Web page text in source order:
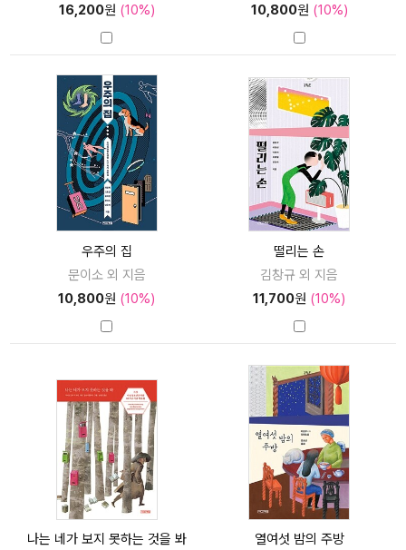
16,200원 (10%)
10,800원 (10%)
우주의 집
문이소 외 지음
10,800원 (10%)
떨리는 손
김창규 외 지음
11,700원 (10%)
나는 네가 보지 못하는 것을 봐
열여섯 밤의 주방